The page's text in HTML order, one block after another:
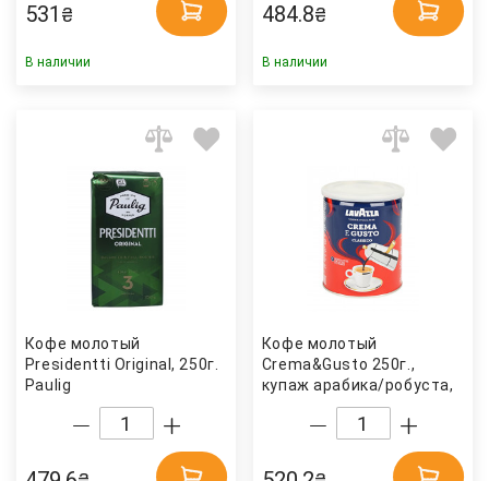
531 ₴
В наличии
484.8₴
В наличии
Кофе молотый
Presidentti Original, 250г.
Paulig
Кофе молотый
Crema&Gusto 250г.,
купаж арабика/робуста,
жестяная банка Lavazza